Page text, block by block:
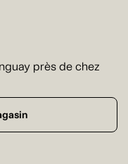
près de chez